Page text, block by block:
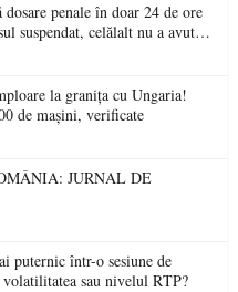
penale în doar 24 de ore
suspendat, celălalt nu a avut
la granița cu Ungaria!
de mașini, verificate
JURNAL DE
puternic într-o sesiune de
sau nivelul RTP?